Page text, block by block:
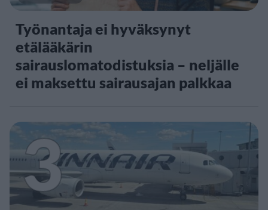
Työnantaja ei hyväksynyt
etälääkärin
sairauslomatodistuksia – neljälle
ei maksettu sairausajan palkkaa
3